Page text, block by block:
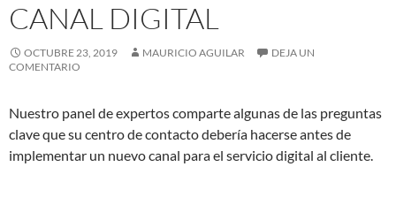
CANAL DIGITAL
OCTUBRE 23, 2019 MAURICIO AGUILAR
DEJA UN
COMENTARIO
Nuestro panel de expertos comparte algunas de las preguntas
clave que su centro de contacto debería hacerse antes de
implementar un nuevo canal para el servicio digital al cliente.